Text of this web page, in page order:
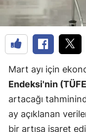
Mart ayı için
Endeksi'nin
artacağı
ay açıklanan
bir artışa işaret